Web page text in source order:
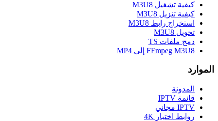
كيفية تشغيل M3U8
كيفية تنزيل M3U8
استخراج رابط M3U8
تحويل M3U8
دمج ملفات TS
FFmpeg M3U8 إلى MP4
الموارد
المدونة
قائمة IPTV
IPTV مجاني
روابط اختبار 4K